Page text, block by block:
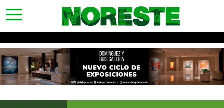
toggle
navigation